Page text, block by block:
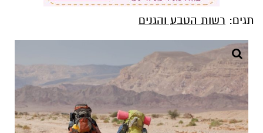
תגים: רשות הטבע והגנים